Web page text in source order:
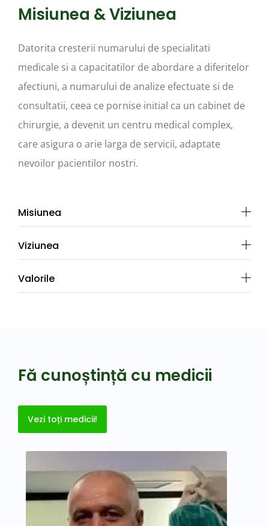
Misiunea & Viziunea
Datorita cresterii numarului de specialitati
medicale si a capacitatilor de abordare a diferitelor
afectiuni, a numarului de analize efectuate si de
consultatii, ceea ce pornise initial ca un cabinet de
chirurgie, a devenit un centru medical complex,
care asigura o arie larga de servicii, adaptate
nevoilor pacientilor nostri.
Misiunea
Viziunea
Valorile
Fă cunoștință cu medicii
Vezi toți medicii!